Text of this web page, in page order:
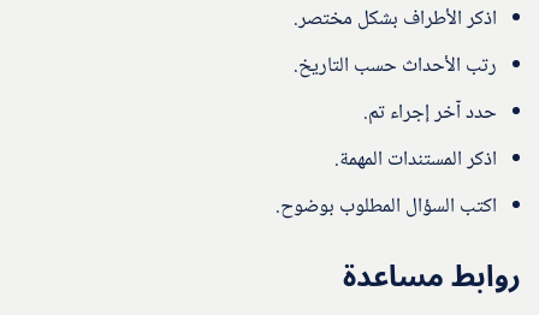
اذكر الأطراف بشكل مختصر.
رتب الأحداث حسب التاريخ.
حدد آخر إجراء تم.
اذكر المستندات المهمة.
اكتب السؤال المطلوب بوضوح.
روابط مساعدة